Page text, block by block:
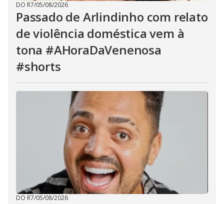
DO R7/05/08/2026
Passado de Arlindinho com relato
de violência doméstica vem à
tona #AHoraDaVenenosa
#shorts
DO R7/05/08/2026